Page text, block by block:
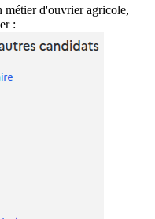
métier d'ouvrier agricole,
: